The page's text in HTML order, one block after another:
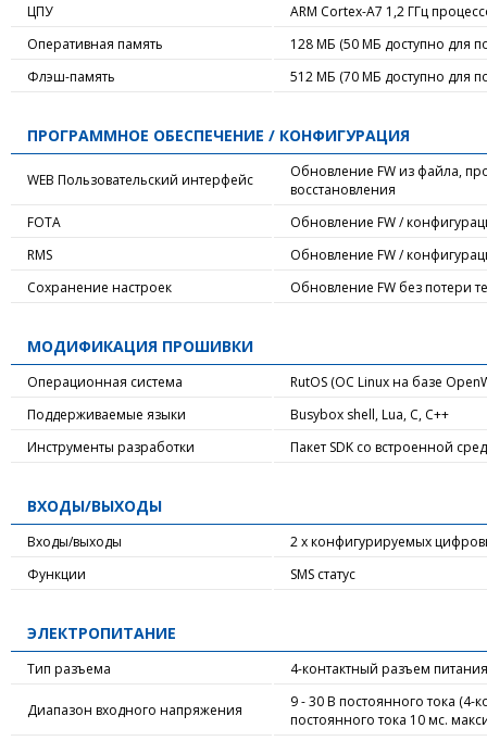
ЦПУ
ARM Cortex-A7 1,2 ГГц
Оперативная память
128 МБ (50 МБ доступно для
Флэш-память
512 МБ (70 МБ доступно для
ПРОГРАММНОЕ ОБЕСПЕЧЕНИЕ / КОНФИГУРАЦИЯ
WEB Пользовательский интерфейс
Обновление FW из файла,
восстановления
FOTA
Обновление FW /
RMS
Обновление FW /
Сохранение настроек
Обновление FW без потери
МОДИФИКАЦИЯ ПРОШИВКИ
Операционная система
RutOS (ОС Linux на базе
Поддерживаемые языки
Busybox shell, Lua, C, C++
Инструменты разработки
Пакет SDK со встроенной
ВХОДЫ/ВЫХОДЫ
Входы/выходы
2 х конфигурируемых
Функции
SMS статус
ЭЛЕКТРОПИТАНИЕ
Тип разъема 4-контактный разъем
Диапазон входного напряжения
9 - 30 В постоянного тока
постоянного тока 10 мс.